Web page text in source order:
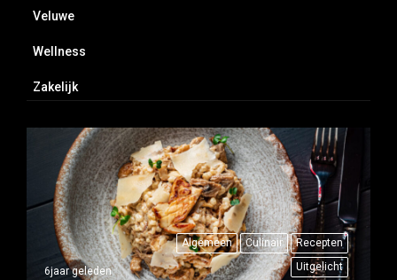
Veluwe
Wellness
Zakelijk
Algemeen Culinair
Recepten
Uitgelicht
6jaar geleden